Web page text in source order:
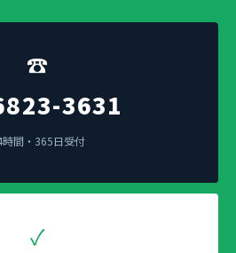
☎
3631
時間・365日受付
✓